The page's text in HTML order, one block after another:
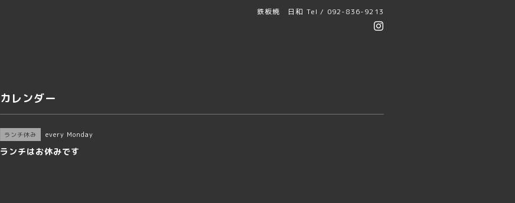
鉄板焼 日和 Tel / 092-836-9213
カレンダー
ランチ休み every Monday
ランチはお休みです